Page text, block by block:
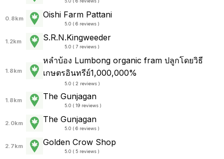
0.8km Oishi Farm Pattani
5.0 ( 6 reviews )
1.2km S.R.N.Kingweeder
5.0 ( 7 reviews )
1.8km
หลำบ้อง Lumbong organic fram ปลูกโดยวิธี
เกษตรอินทรีย์1,000,000%
5.0 ( 2 reviews )
1.8km The Gunjagan
5.0 ( 19 reviews )
2.0km The Gunjagan
5.0 ( 6 reviews )
2.7km Golden Crow Shop
5.0 ( 5 reviews )